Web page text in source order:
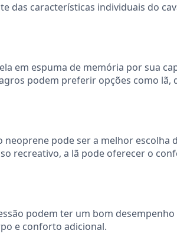
das características individuais do
em espuma de memória por sua
podem preferir opções como lã,
pode ser a melhor escolha
recreativo, a lã pode oferecer o
podem ter um bom desempenho
e conforto adicional.